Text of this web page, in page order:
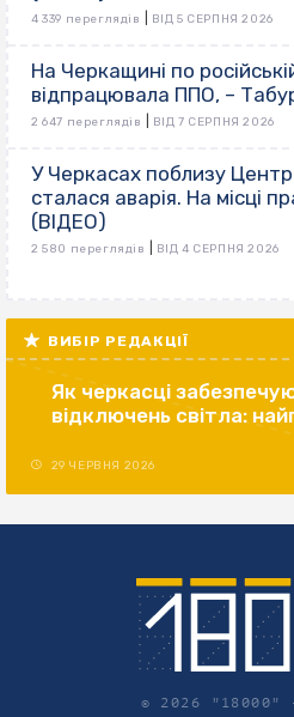
4 339 переглядів ВІД 5 СЕРПНЯ 2026
На Черкащині по
відпрацювала ППО, –
2 647 переглядів ВІД 7 СЕРПНЯ 2026
У Черкасах поблизу
сталася аварія. На місці
(ВІДЕО)
2 580 переглядів ВІД 4 СЕРПНЯ 2026
ВИБІР РЕДАКЦІЇ
Як черкасці
відключень світла:
29 ЧЕРВНЯ 2026
© 2026 "18000"